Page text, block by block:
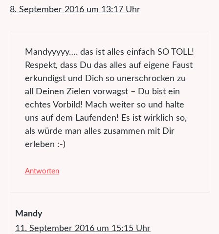
8. September 2016 um 13:17 Uhr
Mandyyyyy…. das ist alles einfach SO TOLL!
Respekt, dass Du das alles auf eigene Faust
erkundigst und Dich so unerschrocken zu
all Deinen Zielen vorwagst – Du bist ein
echtes Vorbild! Mach weiter so und halte
uns auf dem Laufenden! Es ist wirklich so,
als würde man alles zusammen mit Dir
erleben :-)
Antworten
Mandy
11. September 2016 um 15:15 Uhr